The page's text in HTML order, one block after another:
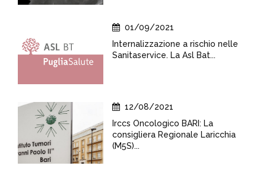
01/09/2021
Internalizzazione a rischio nelle
Sanitaservice. La Asl Bat...
12/08/2021
Irccs Oncologico BARI: La
consigliera Regionale Laricchia
(M5S)...